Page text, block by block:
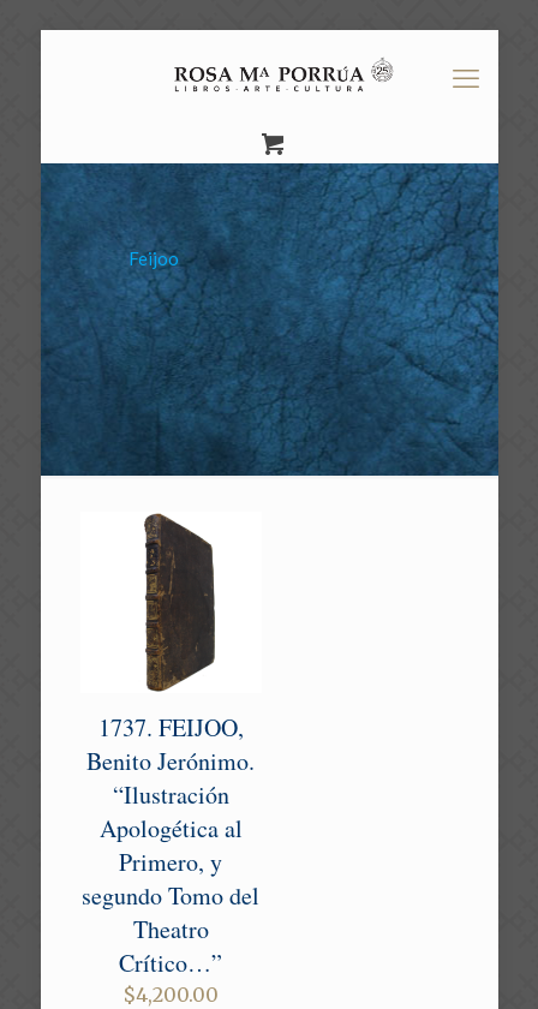
Feijoo
1737. FEIJOO,
Benito Jerónimo.
“Ilustración
Apologética al
Primero, y
segundo Tomo del
Theatro
Crítico…”
$4,200.00